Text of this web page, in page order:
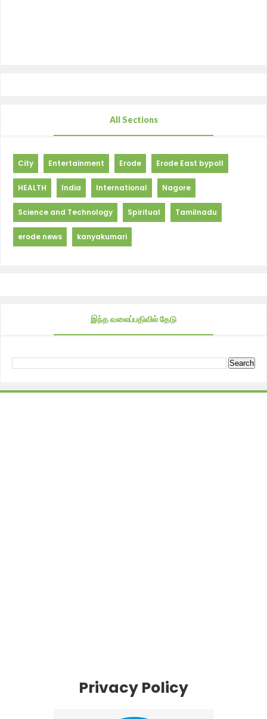
All Sections
City Entertainment Erode Erode East bypoll
HEALTH India International Nagore
Science and Technology Spiritual Tamilnadu
erode news kanyakumari
இந்த வலைப்பதிவில் தேடு
Privacy Policy